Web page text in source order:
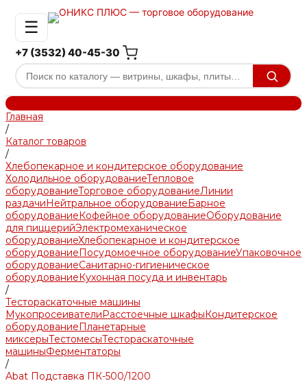
☰
+7 (3532) 40-45-30
Главная
/
Каталог товаров
/
Хлебопекарное и кондитерское оборудование
Холодильное оборудованиеТепловое
оборудованиеТорговое оборудованиеЛинии
раздачиНейтральное оборудованиеБарное
оборудованиеКофейное оборудованиеОборудование
для пиццерийЭлектромеханическое
оборудованиеХлебопекарное и кондитерское
оборудованиеПосудомоечное оборудованиеУпаковочное
оборудованиеСанитарно-гигиеническое
оборудованиеКухонная посуда и инвентарь
/
Тестораскаточные машины
МукопросеивателиРасстоечные шкафыКондитерское
оборудованиеПланетарные
миксерыТестомесыТестораскаточные
машиныФерментаторы
/
Abat Подставка ПК-500/1200